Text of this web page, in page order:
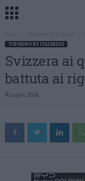
TOP NEWS BY ITALPRESS
Svizzera ai
battuta ai
8 Luglio 2026